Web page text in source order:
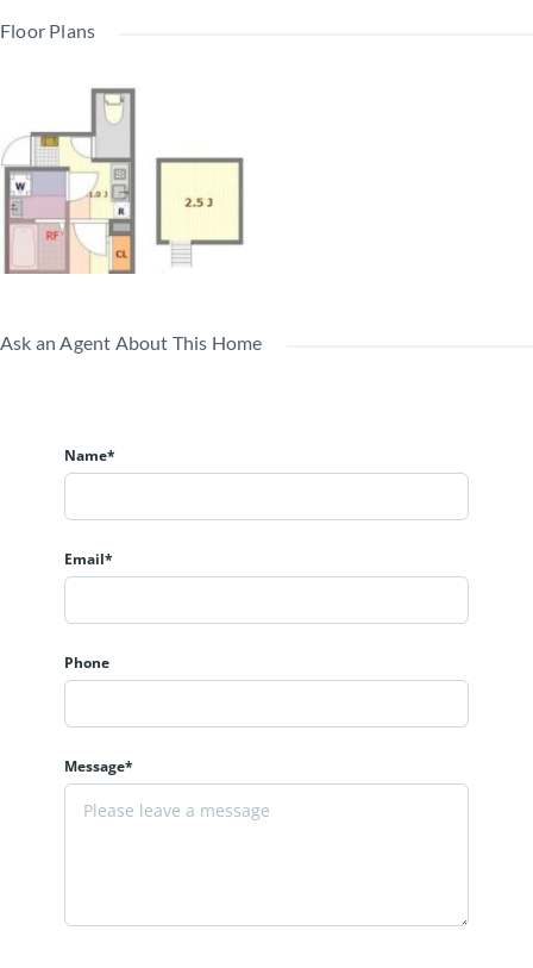
Floor Plans
Ask an Agent About This Home
Name*
Email*
Phone
Message*